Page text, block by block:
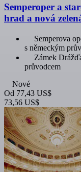
Semperoper a
hrad a nová
Semperova
s německým
Zámek
průvodcem
Nové
Od 77,43 US$
73,56 US$